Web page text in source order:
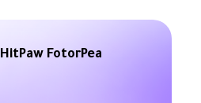
HitPaw FotorPea